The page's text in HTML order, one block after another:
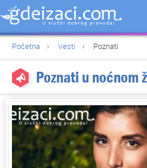
Početna Vesti Poznati
Poznati u noćnom